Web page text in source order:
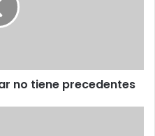
no tiene precedentes